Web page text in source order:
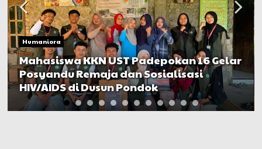
Humaniora
Mahasiswa KKN UST Padepokan 16 Gelar
Posyandu Remaja dan Sosialisasi
HIV/AIDS di Dusun Pondok